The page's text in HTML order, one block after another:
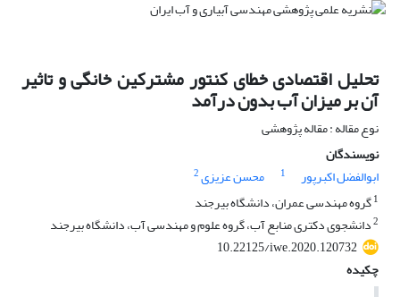
تحلیل اقتصادی خطای کنتور مشترکین خانگی و تاثیر
آن بر میزان آب بدون درآمد
نوع مقاله : مقاله پژوهشی
نویسندگان
ابوالفضل اکبرپور
1 محسن عزیزی2
1گروه مهندسی عمران، دانشگاه بیرجند
2دانشجوی دکتری منابع آب، گروه علوم و مهندسی آب، دانشگاه بیرجند
10.22125/iwe.2020.120732
چکیده